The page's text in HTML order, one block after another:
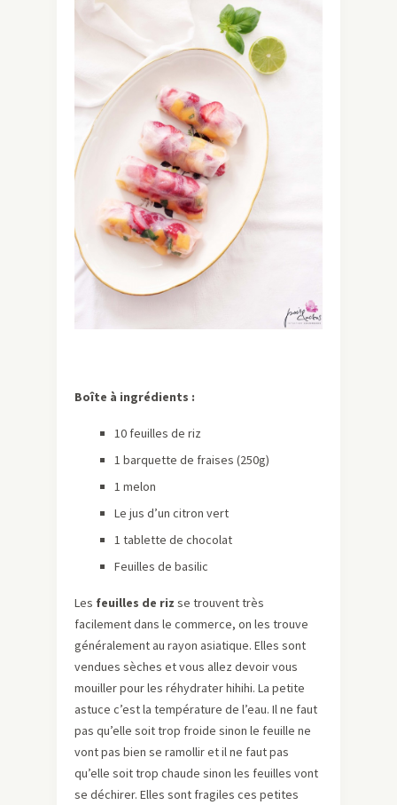
Boîte à ingrédients :
10 feuilles de riz
1 barquette de fraises (250g)
1 melon
Le jus d’un citron vert
1 tablette de chocolat
Feuilles de basilic
Les feuilles de riz se trouvent très
facilement dans le commerce, on les trouve
généralement au rayon asiatique. Elles sont
vendues sèches et vous allez devoir vous
mouiller pour les réhydrater hihihi. La petite
astuce c’est la température de l’eau. Il ne faut
pas qu’elle soit trop froide sinon le feuille ne
vont pas bien se ramollir et il ne faut pas
qu’elle soit trop chaude sinon les feuilles vont
se déchirer. Elles sont fragiles ces petites